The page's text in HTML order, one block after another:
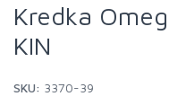
Kredka
KIN
SKU: 3370-39